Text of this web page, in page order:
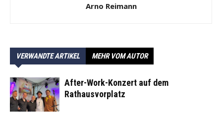
Arno Reimann
VERWANDTE ARTIKEL MEHR VOM AUTOR
After-Work-Konzert auf dem
Rathausvorplatz